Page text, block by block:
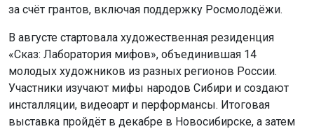
за счёт грантов, включая поддержку Росмолодёжи.
В августе стартовала художественная резиденция
«Сказ: Лаборатория мифов», объединившая 14
молодых художников из разных регионов России.
Участники изучают мифы народов Сибири и создают
инсталляции, видеоарт и перформансы. Итоговая
выставка пройдёт в декабре в Новосибирске, а затем